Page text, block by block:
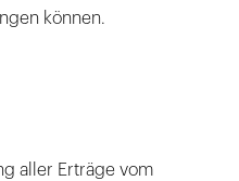
können.
aller Erträge vom